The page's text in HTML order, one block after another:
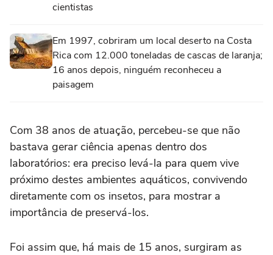
cientistas
Em 1997, cobriram um local deserto na Costa
Rica com 12.000 toneladas de cascas de laranja;
16 anos depois, ninguém reconheceu a
paisagem
Com 38 anos de atuação, percebeu-se que não
bastava gerar ciência apenas dentro dos
laboratórios: era preciso levá-la para quem vive
próximo destes ambientes aquáticos, convivendo
diretamente com os insetos, para mostrar a
importância de preservá-los.
Foi assim que, há mais de 15 anos, surgiram as